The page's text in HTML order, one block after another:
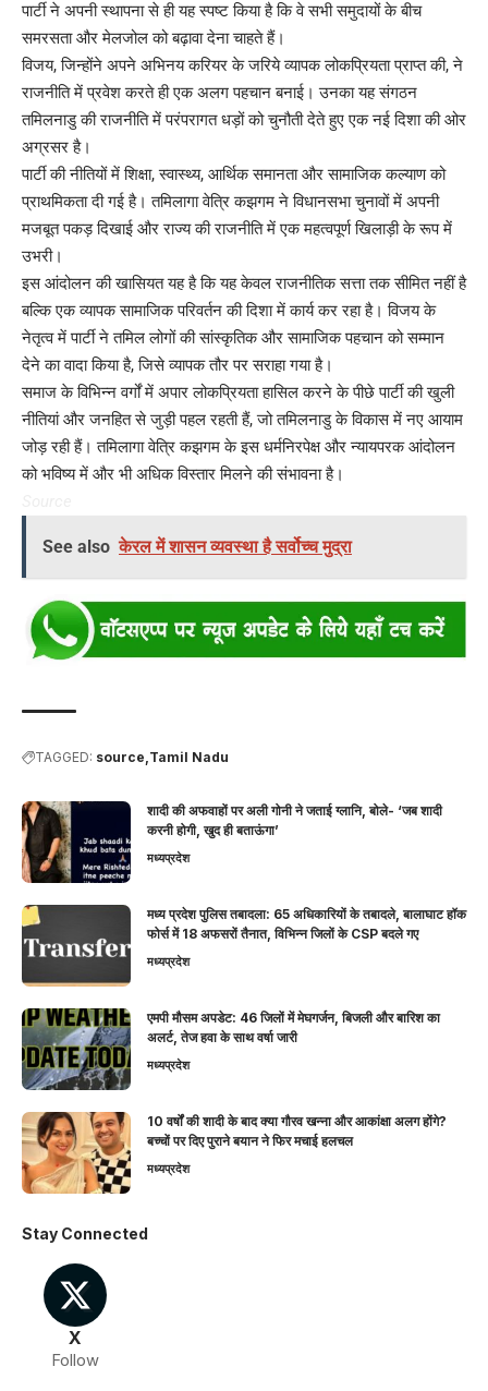
पार्टी ने अपनी स्थापना से ही यह स्पष्ट किया है कि वे सभी समुदायों के बीच
समरसता और मेलजोल को बढ़ावा देना चाहते हैं।
विजय, जिन्होंने अपने अभिनय करियर के जरिये व्यापक लोकप्रियता प्राप्त की, ने
राजनीति में प्रवेश करते ही एक अलग पहचान बनाई। उनका यह संगठन
तमिलनाडु की राजनीति में परंपरागत धड़ों को चुनौती देते हुए एक नई दिशा की ओर
अग्रसर है।
पार्टी की नीतियों में शिक्षा, स्वास्थ्य, आर्थिक समानता और सामाजिक कल्याण को
प्राथमिकता दी गई है। तमिलागा वेत्रि कझगम ने विधानसभा चुनावों में अपनी
मजबूत पकड़ दिखाई और राज्य की राजनीति में एक महत्वपूर्ण खिलाड़ी के रूप में
उभरी।
इस आंदोलन की खासियत यह है कि यह केवल राजनीतिक सत्ता तक सीमित नहीं है
बल्कि एक व्यापक सामाजिक परिवर्तन की दिशा में कार्य कर रहा है। विजय के
नेतृत्व में पार्टी ने तमिल लोगों की सांस्कृतिक और सामाजिक पहचान को सम्मान
देने का वादा किया है, जिसे व्यापक तौर पर सराहा गया है।
समाज के विभिन्न वर्गों में अपार लोकप्रियता हासिल करने के पीछे पार्टी की खुली
नीतियां और जनहित से जुड़ी पहल रहती हैं, जो तमिलनाडु के विकास में नए आयाम
जोड़ रही हैं। तमिलागा वेत्रि कझगम के इस धर्मनिरपेक्ष और न्यायपरक आंदोलन
को भविष्य में और भी अधिक विस्तार मिलने की संभावना है।
See also केरल में शासन व्यवस्था है सर्वोच्च मुद्रा
TAGGED: source Tamil Nadu
शादी की अफवाहों पर अली गोनी ने जताई ग्लानि, बोले- ‘जब शादी
करनी होगी, खुद ही बताऊंगा’
मध्यप्रदेश
मध्य प्रदेश पुलिस तबादला: 65 अधिकारियों के तबादले, बालाघाट हॉक
फोर्स में 18 अफसरों तैनात, विभिन्न जिलों के CSP बदले गए
मध्यप्रदेश
एमपी मौसम अपडेट: 46 जिलों में मेघगर्जन, बिजली और बारिश का
अलर्ट, तेज हवा के साथ वर्षा जारी
मध्यप्रदेश
10 वर्षों की शादी के बाद क्या गौरव खन्ना और आकांक्षा अलग होंगे?
बच्चों पर दिए पुराने बयान ने फिर मचाई हलचल
मध्यप्रदेश
Stay Connected
X
Follow